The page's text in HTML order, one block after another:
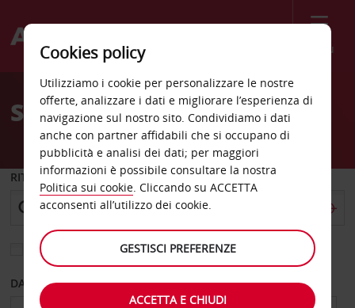
Menù
Welcome
AvisSede noleggio auto Rakah
RITIRO DA
Scegli una località di riconsegna diversa
DAL GIORNO AL GIORNO
Cookies policy
Utilizziamo i cookie per personalizzare le nostre
offerte, analizzare i dati e migliorare l’esperienza di
navigazione sul nostro sito. Condividiamo i dati
anche con partner affidabili che si occupano di
pubblicità e analisi dei dati; per maggiori
informazioni è possibile consultare la nostra
Politica sui cookie. Cliccando su ACCETTA
acconsenti all’utilizzo dei cookie.
GESTISCI PREFERENZE
ACCETTA E CHIUDI